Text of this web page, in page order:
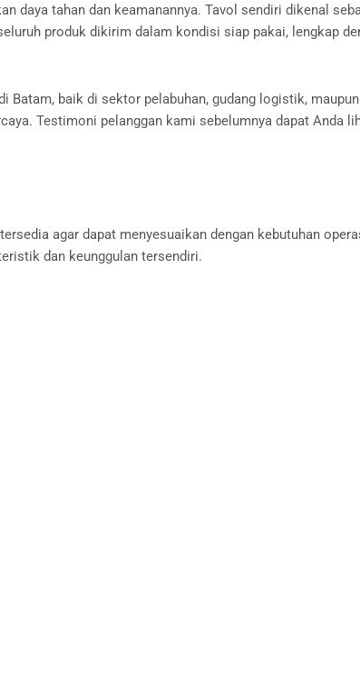
tahan dan keamanannya. Tavol sendiri dikenal
produk dikirim dalam kondisi siap pakai, lengkap
baik di sektor pelabuhan, gudang logistik,
Testimoni pelanggan kami sebelumnya dapat Anda
agar dapat menyesuaikan dengan kebutuhan
dan keunggulan tersendiri.